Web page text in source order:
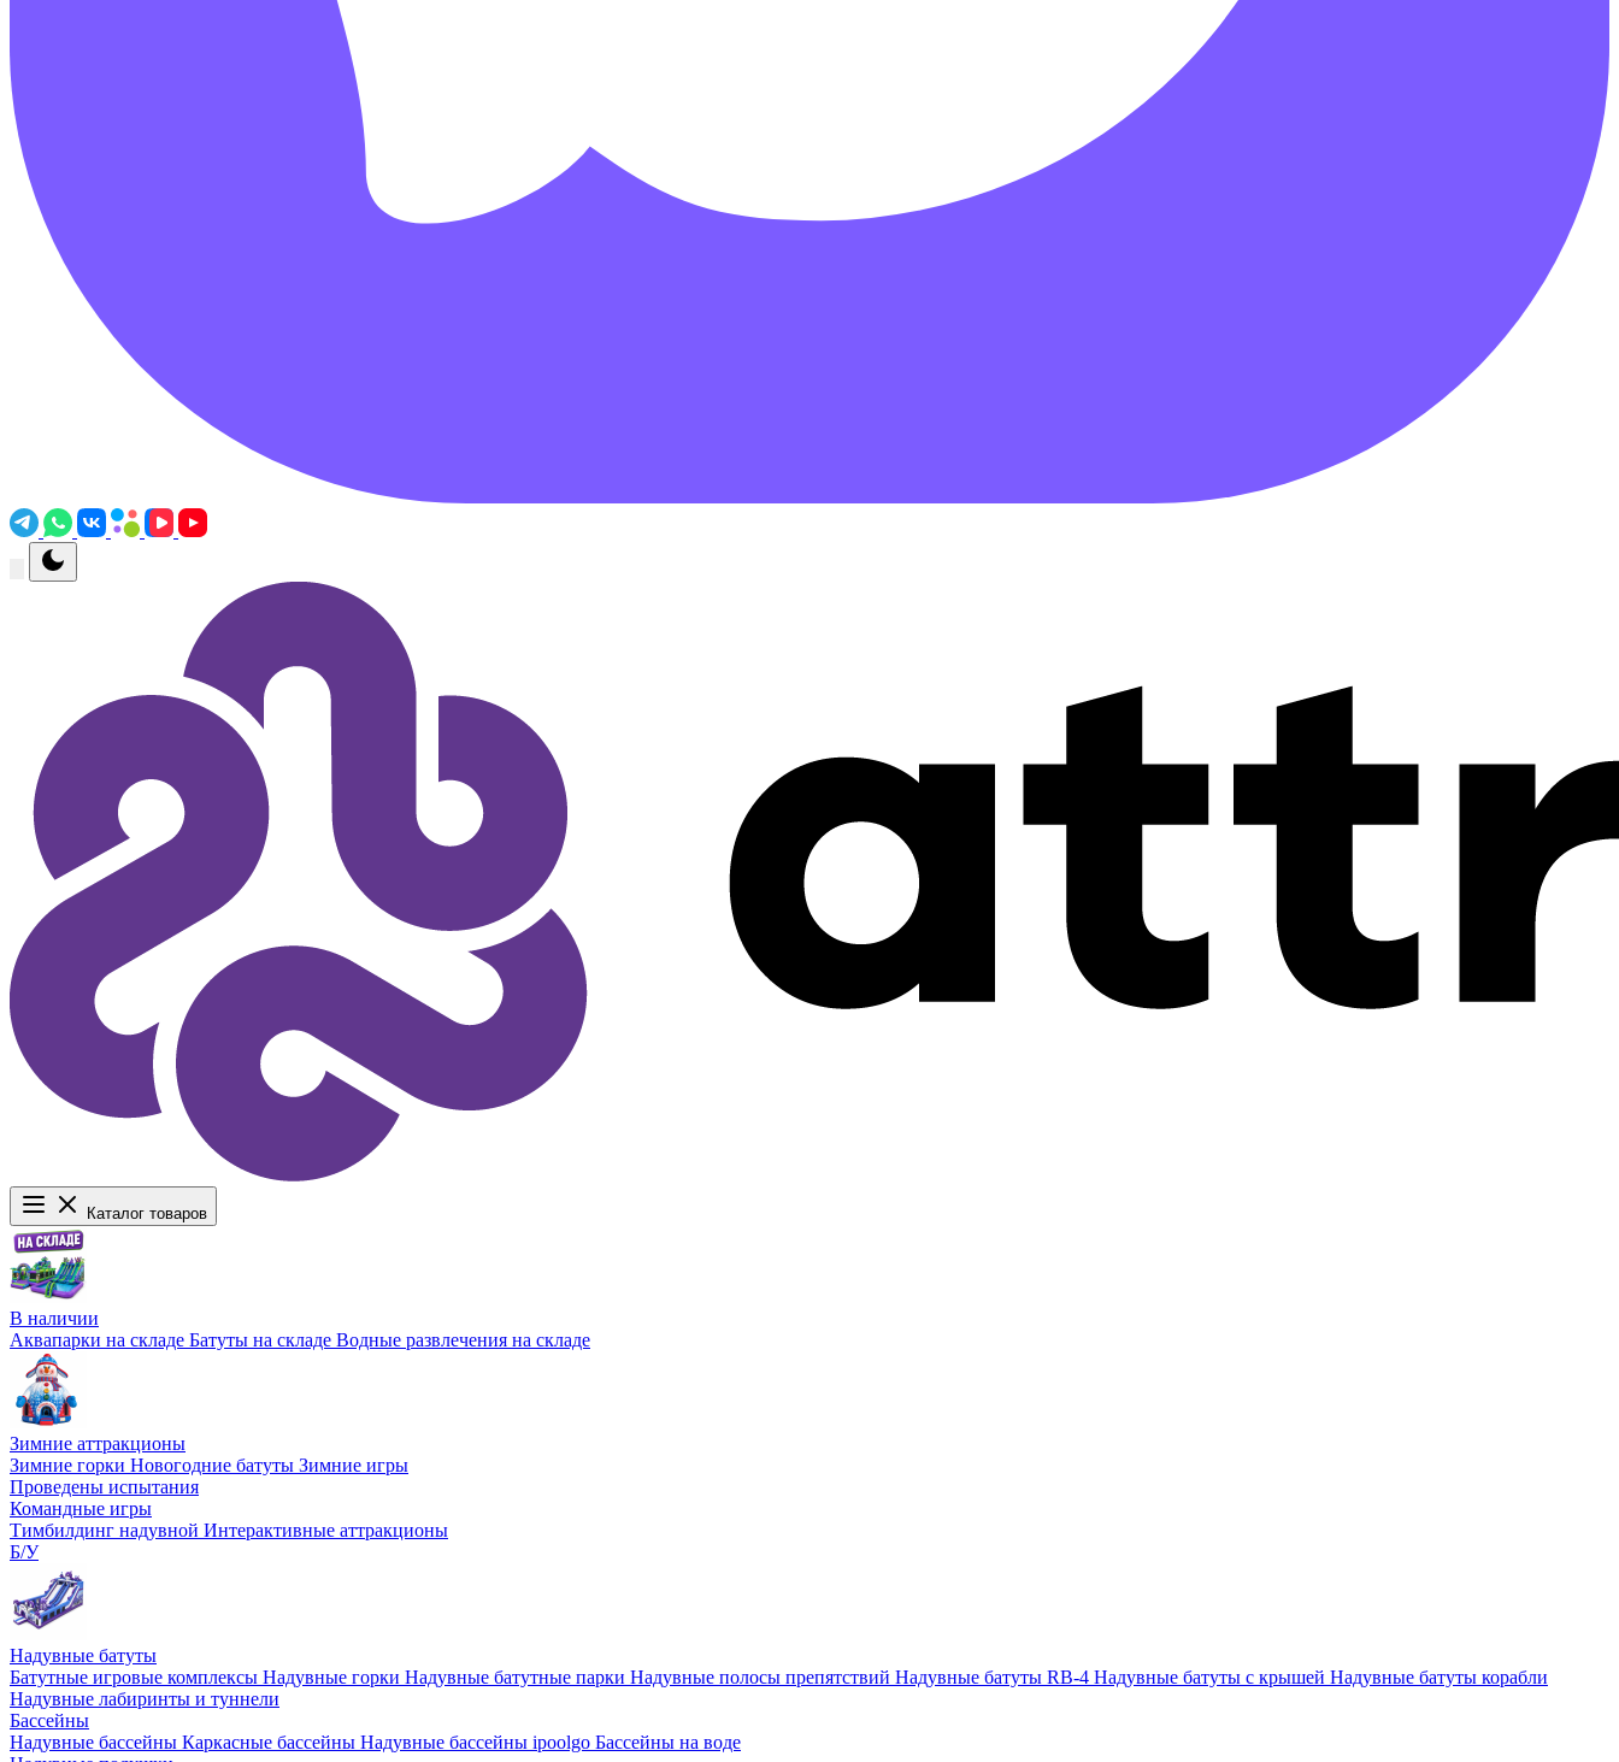
Каталог товаров
В наличии
Аквапарки на складе Батуты на складе Водные развлечения на складе
Зимние аттракционы
Зимние горки Новогодние батуты Зимние игры
Проведены испытания
Командные игры
Тимбилдинг надувной Интерактивные аттракционы
Б/У
Надувные батуты
Батутные игровые комплексы Надувные горки Надувные батутные парки Надувные полосы препятствий Надувные батуты RB-4 Надувные батуты с крышей Надувные батуты корабли
Надувные лабиринты и туннели
Бассейны
Надувные бассейны Каркасные бассейны Надувные бассейны ipoolgo Бассейны на воде